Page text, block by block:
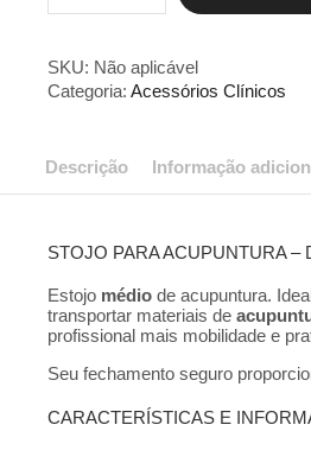
ACUPUNTURA
-
DUX
quantidade
SKU: Não aplicável
Categoria: Acessórios Clínicos
Descrição Informação
STOJO PARA ACUPUNTURA –
Estojo médio de acupuntura.
transportar materiais de
profissional mais mobilidade e
Seu fechamento seguro
CARACTERÍSTICAS E